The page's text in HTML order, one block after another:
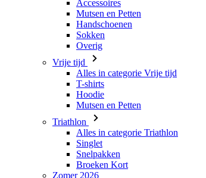
Vrije tijd
Alles in categorie Vrije tijd
T-shirts
Hoodie
Mutsen en Petten
Triathlon
Alles in categorie Triathlon
Singlet
Snelpakken
Broeken Kort
Zomer 2026
Team replica's
Speciale edities
Opruiming
Waardebonnen